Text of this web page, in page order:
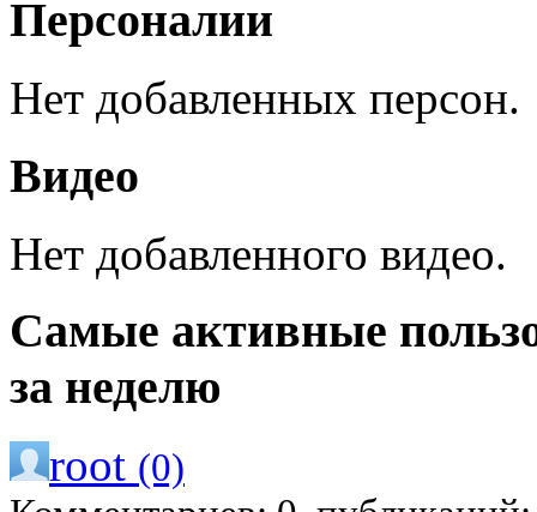
Персоналии
Нет добавленных персон.
Видео
Нет добавленного видео.
Самые активные
за неделю
root (0)